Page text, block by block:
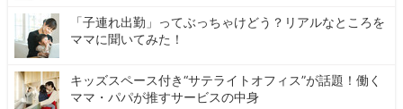
「子連れ出勤」ってぶっちゃけどう？リアルなところを
ママに聞いてみた！
キッズスペース付き“サテライトオフィス”が話題！働く
ママ・パパが推すサービスの中身